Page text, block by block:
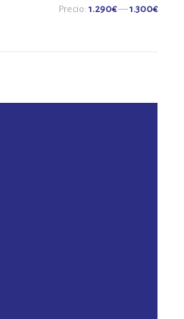
Precio: 1.290€—1.300€